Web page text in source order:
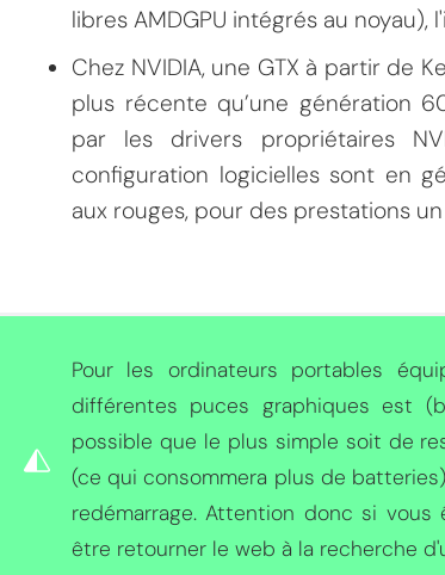
libres AMDGPU intégrés au
Chez NVIDIA, une GTX à partir de
plus récente qu’une génération
par les drivers propriétaires
configuration logicielles sont en
aux rouges, pour des prestations
Pour les ordinateurs portables
différentes puces graphiques est
possible que le plus simple soit de
(ce qui consommera plus de
redémarrage. Attention donc si
être retourner le web à la recherche